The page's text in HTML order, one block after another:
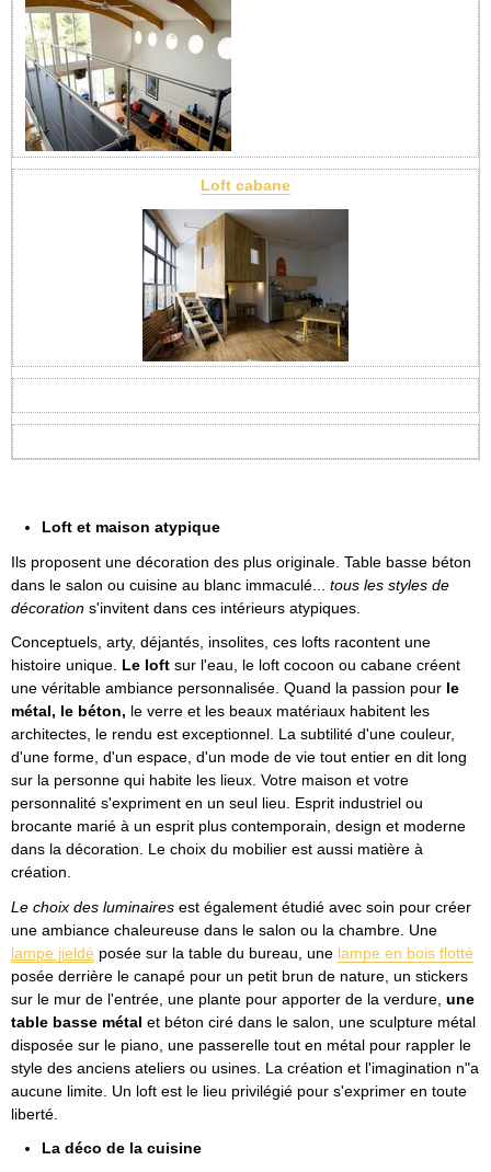
Loft cabane
Loft et maison atypique
Ils proposent une décoration des plus originale. Table basse béton
dans le salon ou cuisine au blanc immaculé... tous les styles de
décoration s'invitent dans ces intérieurs atypiques.
Conceptuels, arty, déjantés, insolites, ces lofts racontent une
histoire unique. Le loft sur l'eau, le loft cocoon ou cabane créent
une véritable ambiance personnalisée. Quand la passion pour le
métal, le béton, le verre et les beaux matériaux habitent les
architectes, le rendu est exceptionnel. La subtilité d'une couleur,
d'une forme, d'un espace, d'un mode de vie tout entier en dit long
sur la personne qui habite les lieux. Votre maison et votre
personnalité s'expriment en un seul lieu. Esprit industriel ou
brocante marié à un esprit plus contemporain, design et moderne
dans la décoration. Le choix du mobilier est aussi matière à
création.
Le choix des luminaires est également étudié avec soin pour créer
une ambiance chaleureuse dans le salon ou la chambre. Une
lampe jieldé posée sur la table du bureau, une lampe en bois flotté
posée derrière le canapé pour un petit brun de nature, un stickers
sur le mur de l'entrée, une plante pour apporter de la verdure, une
table basse métal et béton ciré dans le salon, une sculpture métal
disposée sur le piano, une passerelle tout en métal pour rappler le
style des anciens ateliers ou usines. La création et l'imagination n"a
aucune limite. Un loft est le lieu privilégié pour s'exprimer en toute
liberté.
La déco de la cuisine